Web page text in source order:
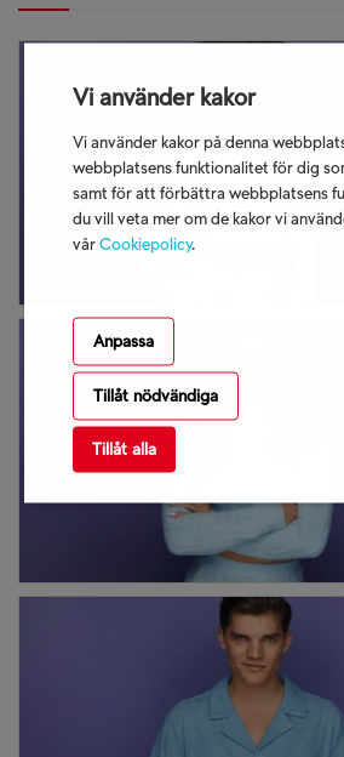
Vi använder kakor
Vi använder kakor på denna
webbplatsens funktionalitet för dig
samt för att förbättra webbplatsens
du vill veta mer om de kakor vi
vårCookiepolicy.
Anpassa
Tillåt nödvändiga
Tillåt alla